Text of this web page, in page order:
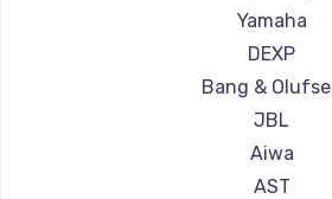
725 руб.
Заказать
Замена жесткого
Yamaha
DEXP
Bang &
JBL
Aiwa
AST